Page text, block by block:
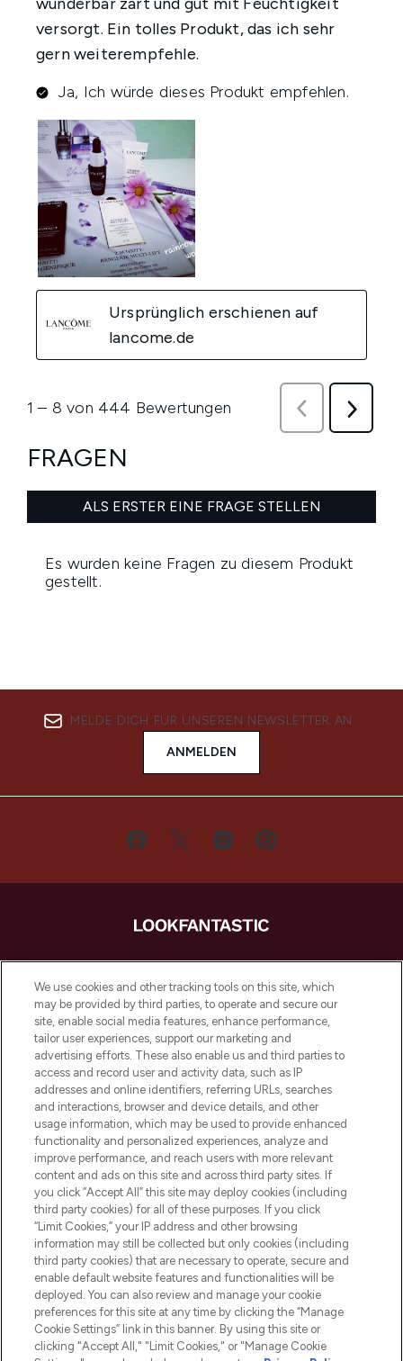
MELDE DICH FÜR UNSEREN NEWSLETTER AN
ANMELDEN
LOOKFANTASTIC ist Europas ultimativer
Beauty-Onlineshop mit den besten
Produkten aus Haut- und Haarpflege
sowie Make-Up von über 200
renommierten Marken. Shoppe online
oder über die App mit kostenloser
Lieferung ab einem Einkaufswert von 30€.
Cookie-Einwilligung
Do Not Sell or Share My Personal
Information
HILFE & INFORMATION
IMPRESSUM
ÜBER LOOKFANTASTIC
We use cookies and other tracking tools on this site, which
may be provided by third parties, to operate and secure our
site, enable social media features, enhance performance,
tailor user experiences, support our marketing and
advertising efforts. These also enable us and third parties to
access and record user and activity data, such as IP
addresses and online identifiers, referring URLs, searches
and interactions, browser and device details, and other
usage information, which may be used to provide enhanced
functionality and personalized experiences, analyze and
improve performance, and reach users with more relevant
content and ads on this site and across third party sites. If
you click “Accept All” this site may deploy cookies (including
third party cookies) for all of these purposes. If you click
“Limit Cookies,” your IP address and other browsing
information may still be collected but only cookies (including
third party cookies) that are necessary to operate, secure and
enable default website features and functionalities will be
deployed. You can also review and manage your cookie
preferences for this site at any time by clicking the “Manage
Cookie Settings” link in this banner. By using this site or
clicking "Accept All," "Limit Cookies," or "Manage Cookie